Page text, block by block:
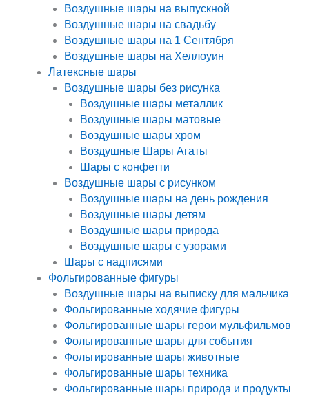
Воздушные шары на выпускной
Воздушные шары на свадьбу
Воздушные шары на 1 Сентября
Воздушные шары на Хеллоуин
Латексные шары
Воздушные шары без рисунка
Воздушные шары металлик
Воздушные шары матовые
Воздушные шары хром
Воздушные Шары Агаты
Шары с конфетти
Воздушные шары с рисунком
Воздушные шары на день рождения
Воздушные шары детям
Воздушные шары природа
Воздушные шары с узорами
Шары с надписями
Фольгированные фигуры
Воздушные шары на выписку для мальчика
Фольгированные ходячие фигуры
Фольгированные шары герои мульфильмов
Фольгированные шары для события
Фольгированные шары животные
Фольгированные шары техника
Фольгированные шары природа и продукты